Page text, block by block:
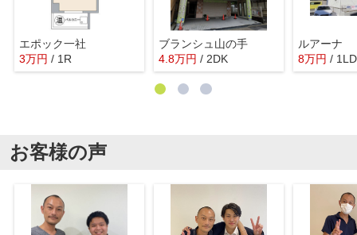
エポック一社
3万円 / 1R
ブランシュ山の手
4.8万円 / 2DK
ルアーナ
8万円 /
お客様の声